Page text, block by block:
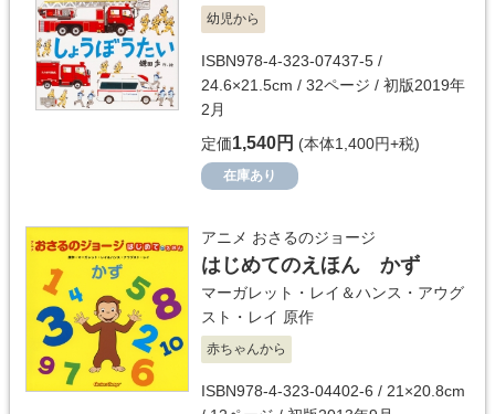
幼児から
ISBN978-4-323-07437-5 /
24.6×21.5cm / 32ページ / 初版2019年
2月
定価1,540円 (本体1,400円+税)
在庫あり
アニメ おさるのジョージ
はじめてのえほん かず
マーガレット・レイ＆ハンス・アウグ
スト・レイ 原作
赤ちゃんから
ISBN978-4-323-04402-6 / 21×20.8cm